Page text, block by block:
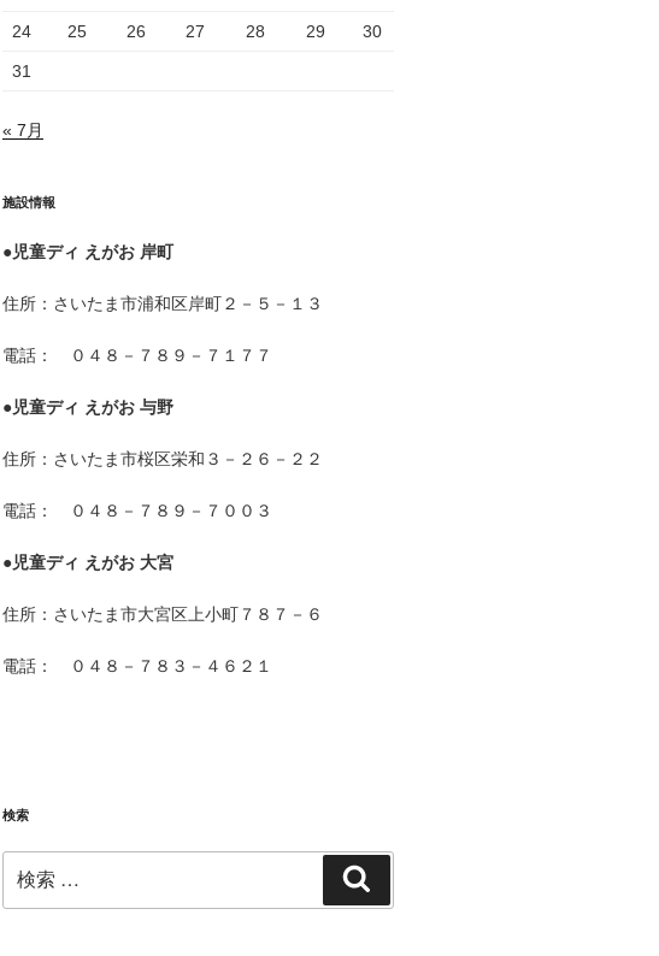
24 25 26 27 28 29 30
31
« 7月
施設情報
●児童ディ えがお 岸町
住所：さいたま市浦和区岸町２－５－１３
電話： ０４８－７８９－７１７７
●児童ディ えがお 与野
住所：さいたま市桜区栄和３－２６－２２
電話： ０４８－７８９－７００３
●児童ディ えがお 大宮
住所：さいたま市大宮区上小町７８７－６
電話： ０４８－７８３－４６２１
検索
索:
索